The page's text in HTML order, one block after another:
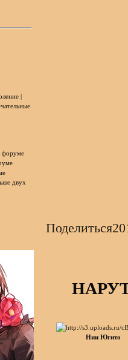
Поделиться
Нии Югито